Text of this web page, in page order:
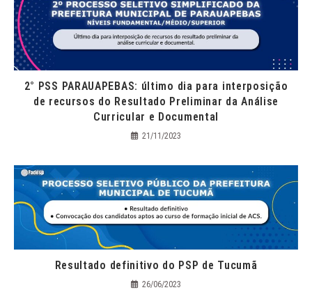
2° PSS PARAUAPEBAS: último dia para interposição
de recursos do Resultado Preliminar da Análise
Curricular e Documental
21/11/2023
Resultado definitivo do PSP de Tucumã
26/06/2023